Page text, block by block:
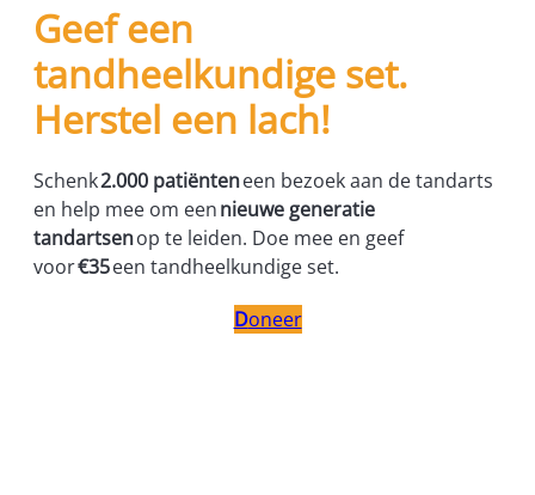
Geef een
tandheelkundige set.
Herstel een lach!
Schenk2.000 patiënteneen bezoek aan de tandarts
en help mee om eennieuwe generatie
tandartsenop te leiden. Doe mee en geef
voor€35een tandheelkundige set.
Doneer